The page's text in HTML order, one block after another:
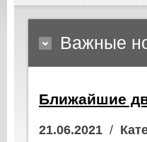
Важные
Ближайшие
21.06.2021 /